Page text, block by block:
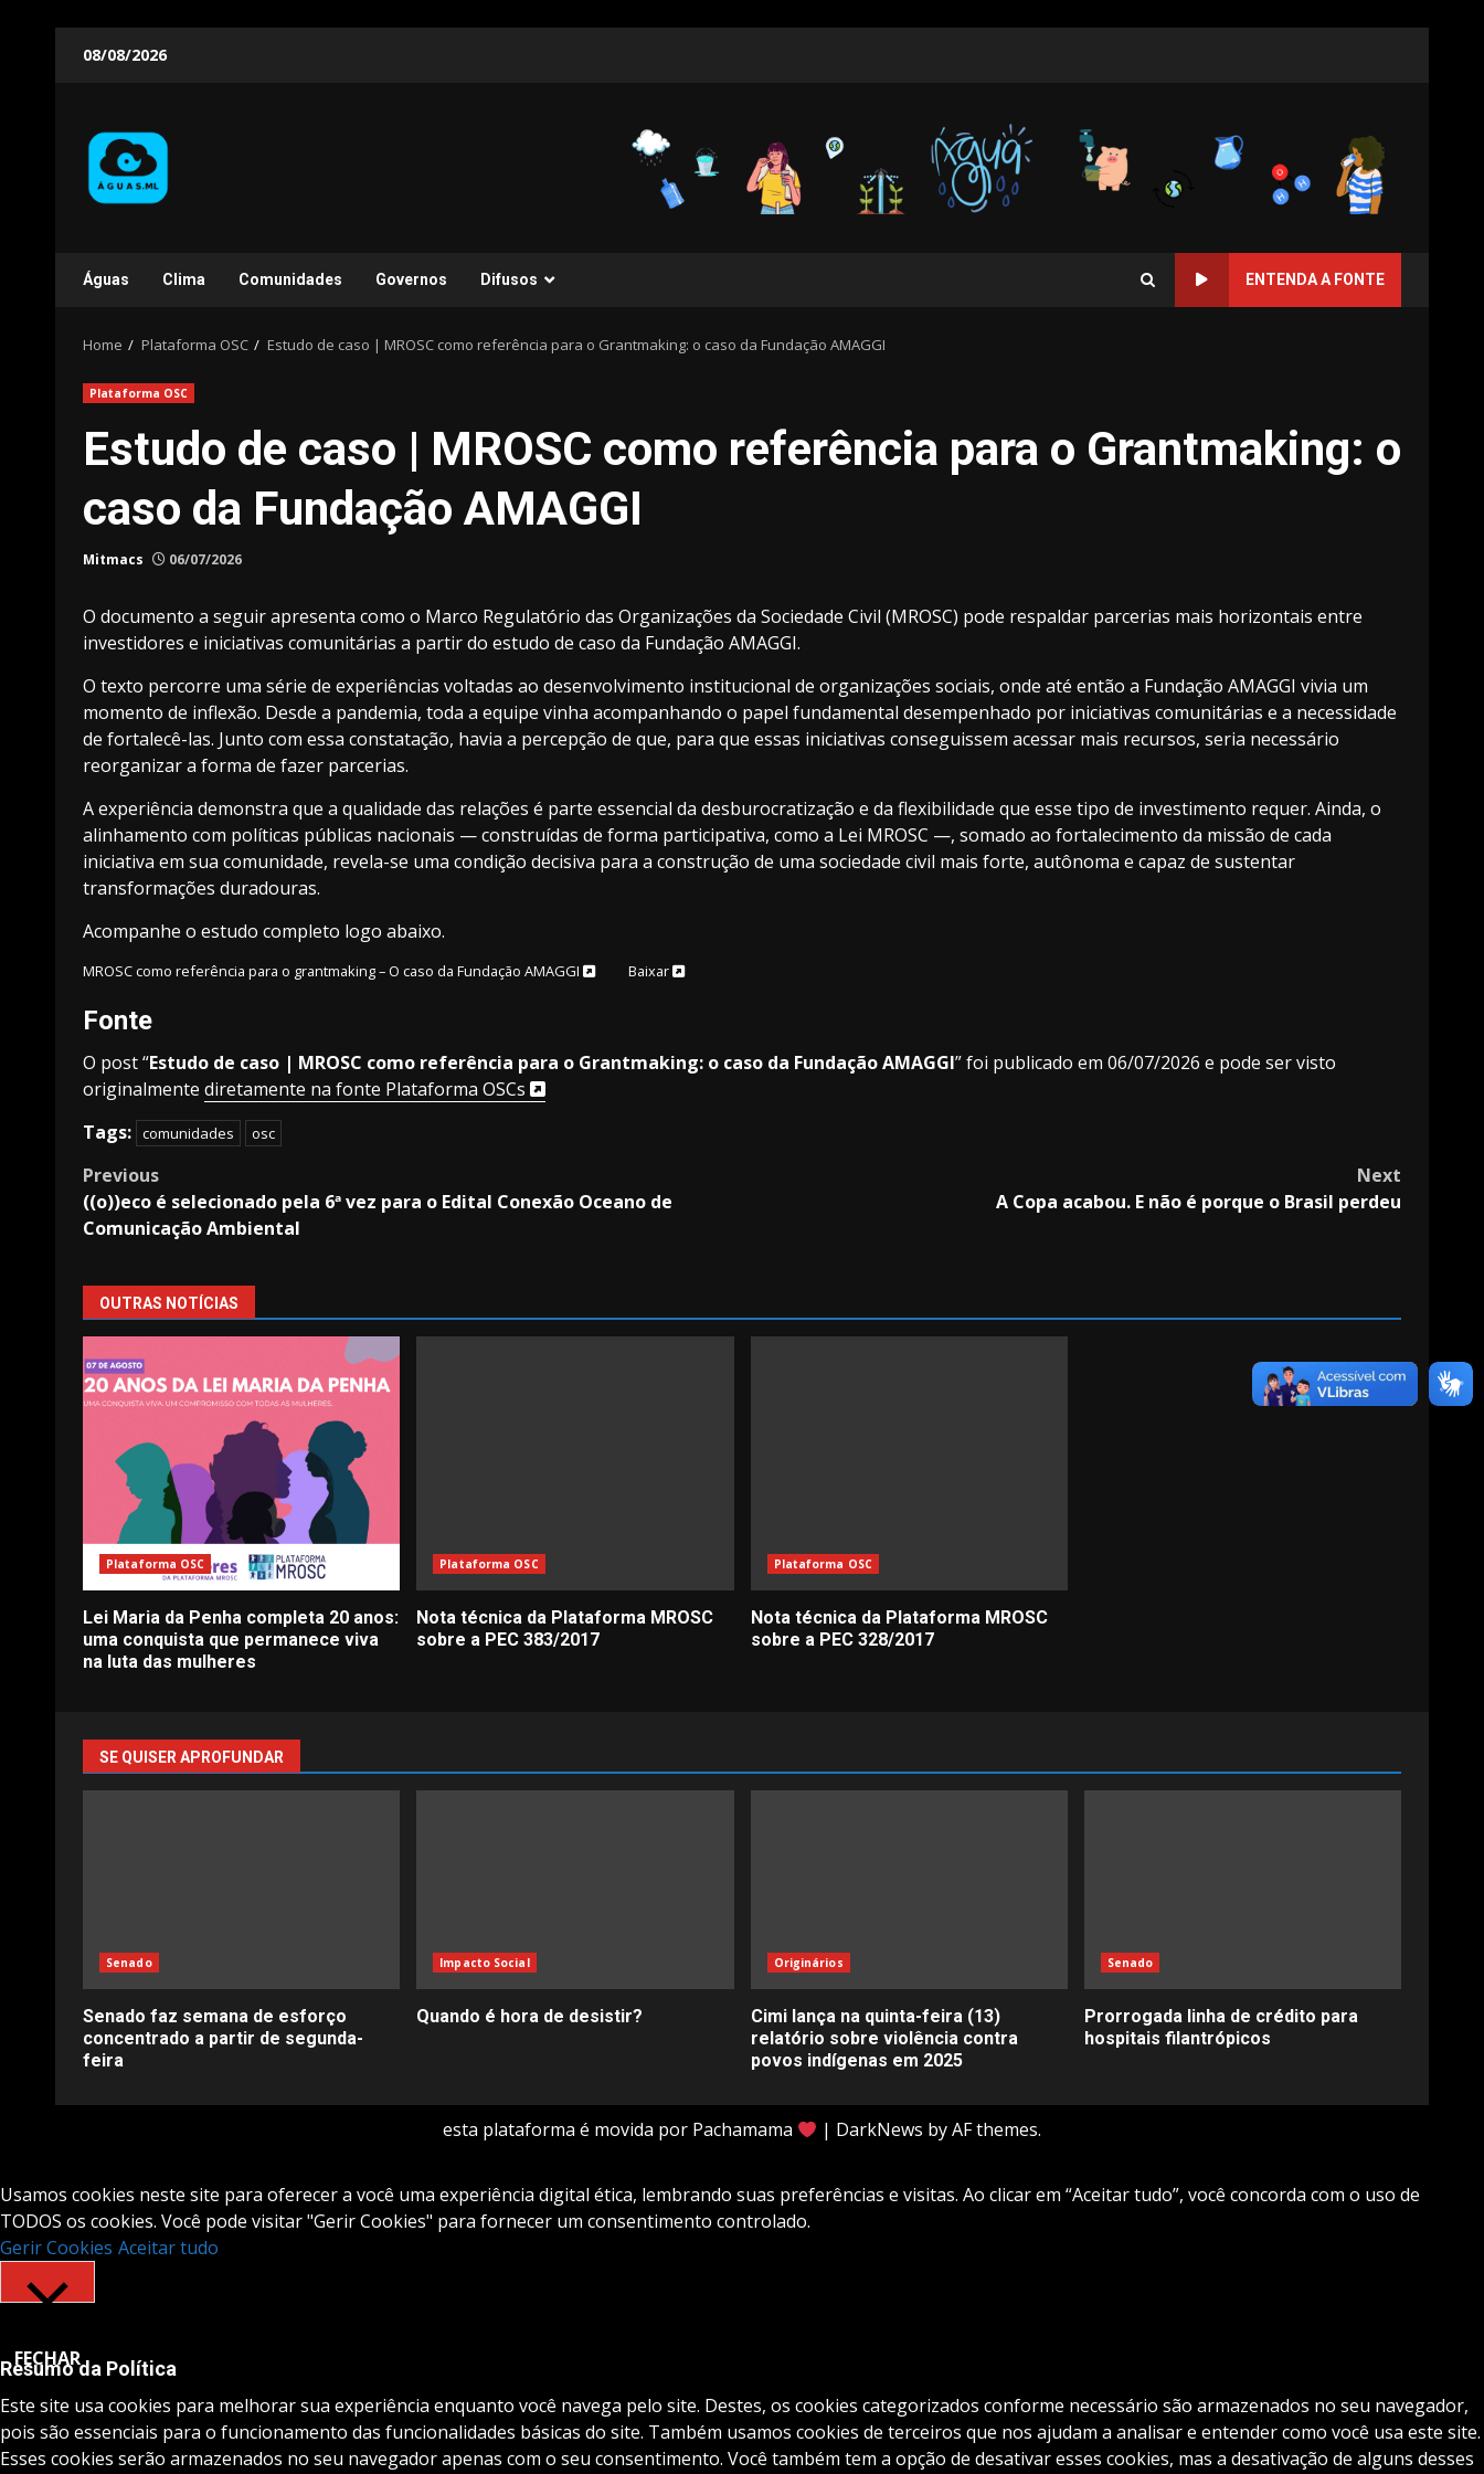
08/08/2026
Águas Clima Comunidades Governos Difusos ENTENDA A FONTE
Home Plataforma OSC Estudo de caso | MROSC como referência para o Grantmaking: o caso da Fundação AMAGGI
Plataforma OSC
Estudo de caso | MROSC como referência para o Grantmaking: o
caso da Fundação AMAGGI
Mitmacs 06/07/2026
O documento a seguir apresenta como o Marco Regulatório das Organizações da Sociedade Civil (MROSC) pode respaldar parcerias mais horizontais entre
investidores e iniciativas comunitárias a partir do estudo de caso da Fundação AMAGGI.
O texto percorre uma série de experiências voltadas ao desenvolvimento institucional de organizações sociais, onde até então a Fundação AMAGGI vivia um
momento de inflexão. Desde a pandemia, toda a equipe vinha acompanhando o papel fundamental desempenhado por iniciativas comunitárias e a necessidade
de fortalecê-las. Junto com essa constatação, havia a percepção de que, para que essas iniciativas conseguissem acessar mais recursos, seria necessário
reorganizar a forma de fazer parcerias.
A experiência demonstra que a qualidade das relações é parte essencial da desburocratização e da flexibilidade que esse tipo de investimento requer. Ainda, o
alinhamento com políticas públicas nacionais — construídas de forma participativa, como a Lei MROSC —, somado ao fortalecimento da missão de cada
iniciativa em sua comunidade, revela-se uma condição decisiva para a construção de uma sociedade civil mais forte, autônoma e capaz de sustentar
transformações duradouras.
Acompanhe o estudo completo logo abaixo.
MROSC como referência para o grantmaking – O caso da Fundação AMAGGI Baixar
Fonte
O post “Estudo de caso | MROSC como referência para o Grantmaking: o caso da Fundação AMAGGI” foi publicado em 06/07/2026 e pode ser visto
originalmente diretamente na fonte Plataforma OSCs
Tags: comunidades osc
Post
navigation
Previous
((o))eco é selecionado pela 6ª vez para o Edital Conexão Oceano de
Comunicação Ambiental
Next
A Copa acabou. E não é porque o Brasil perdeu
OUTRAS NOTÍCIAS
Plataforma OSC
Lei Maria da Penha completa 20 anos:
uma conquista que permanece viva
na luta das mulheres
Plataforma OSC
Nota técnica da Plataforma MROSC
sobre a PEC 383/2017
Plataforma OSC
Nota técnica da Plataforma MROSC
sobre a PEC 328/2017
SE QUISER APROFUNDAR
Senado
Senado faz semana de esforço
concentrado a partir de segunda-
feira
Impacto Social
Quando é hora de desistir?
Originários
Cimi lança na quinta-feira (13)
relatório sobre violência contra
povos indígenas em 2025
Senado
Prorrogada linha de crédito para
hospitais filantrópicos
esta plataforma é movida por Pachamama | DarkNews by AF themes.
Usamos cookies neste site para oferecer a você uma experiência digital ética, lembrando suas preferências e visitas. Ao clicar em “Aceitar tudo”, você concorda com o uso de
TODOS os cookies. Você pode visitar "Gerir Cookies" para fornecer um consentimento controlado.
Gerir Cookies Aceitar tudo
FECHAR
Resumo da Política
Este site usa cookies para melhorar sua experiência enquanto você navega pelo site. Destes, os cookies categorizados conforme necessário são armazenados no seu navegador,
pois são essenciais para o funcionamento das funcionalidades básicas do site. Também usamos cookies de terceiros que nos ajudam a analisar e entender como você usa este site.
Esses cookies serão armazenados no seu navegador apenas com o seu consentimento. Você também tem a opção de desativar esses cookies, mas a desativação de alguns desses